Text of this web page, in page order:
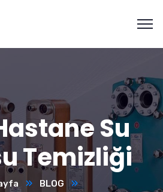
Su
Temizliği
BLOG